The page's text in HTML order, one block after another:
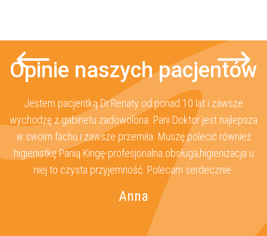
Opinie naszych pacjentów
Jestem pacjentką Dr.Renaty od ponad 10 lat i zawsze
wychodzę z gabinetu zadowolona. Pani Doktor jest najlepsza
w swoim fachu i zawsze przemiła. Muszę polecić również
higienistkę Panią Kingę-profesjonalna obsługa,higienizacja u
niej to czysta przyjemność. Polecam serdecznie.
Anna